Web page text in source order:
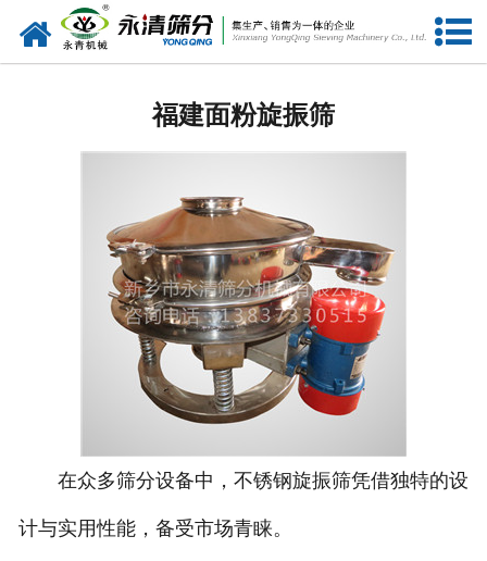
网站首页
福建振动电机
福建输送设备
福建振动平台
福建仓壁振动器
福建筛机配件
福建面粉旋振筛
在众多筛分设备中，不锈钢旋振筛凭借独特的设
计与实用性能，备受市场青睐。